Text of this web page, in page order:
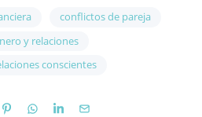
conflictos de pareja
y relaciones
conscientes